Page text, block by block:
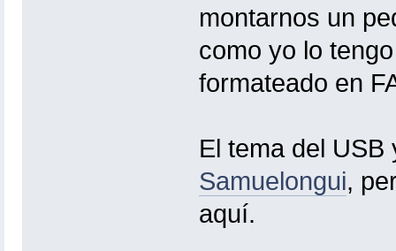
montarnos un
como yo lo
formateado en
El tema del USB
Samuelongui,
aquí.